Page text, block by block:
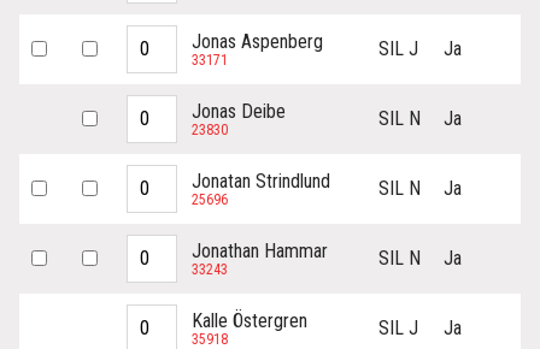
Jonas Aspenberg
33171 SIL J Ja
Jonas Deibe
23830 SIL N Ja
Jonatan Strindlund
25696 SIL N Ja
Jonathan Hammar
33243 SIL N Ja
Kalle Östergren
35918 SIL J Ja